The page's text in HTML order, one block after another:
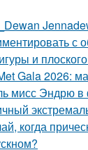
с
и
Gala 2026:
мисс Эндрю
когда